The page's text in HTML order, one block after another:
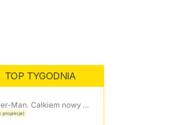
TOP TYGODNIA
Spider-Man. Całkiem nowy dzień
projekcje)